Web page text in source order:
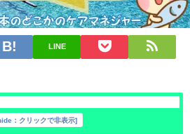
LINE
：クリックで非表示]